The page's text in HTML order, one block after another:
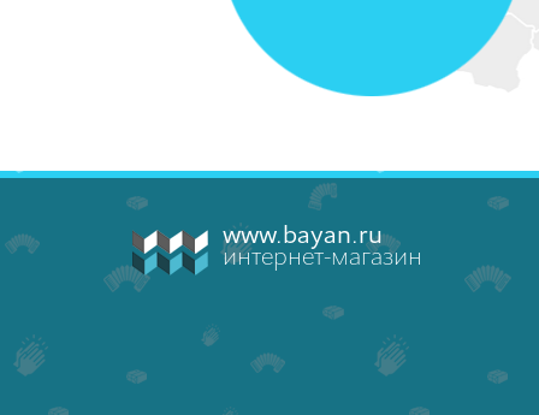
www.bayan.ru
интернет-магазин